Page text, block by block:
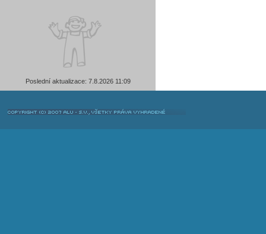
Poslední aktualizace: 7.8.2026 11:09
COPYRIGHT © 2007 ALU-SV, VŠETKY PRÁVA VYHRADENÉ